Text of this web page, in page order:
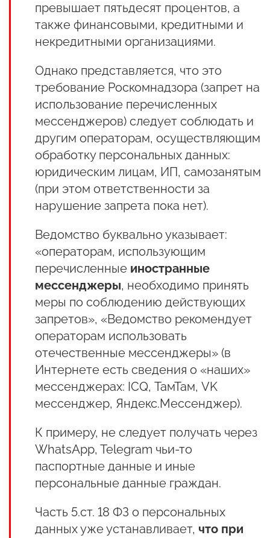
превышает пятьдесят процентов, а
также финансовыми, кредитными и
некредитными организациями.
Однако представляется, что это
требование Роскомнадзора (запрет на
использование перечисленных
мессенджеров) следует соблюдать и
другим операторам, осуществляющим
обработку персональных данных:
юридическим лицам, ИП, самозанятым
(при этом ответственности за
нарушение запрета пока нет).
Ведомство буквально указывает:
«операторам, использующим
перечисленные иностранные
мессенджеры, необходимо принять
меры по соблюдению действующих
запретов», «Ведомство рекомендует
операторам использовать
отечественные мессенджеры» (в
Интернете есть сведения о «наших»
мессенджерах: ICQ, ТамТам, VK
мессенджер, Яндекс.Мессенджер).
К примеру, не следует получать через
WhatsApp, Telegram чьи-то
паспортные данные и иные
персональные данные граждан.
Часть 5.ст. 18 ФЗ о персональных
данных уже устанавливает, что при